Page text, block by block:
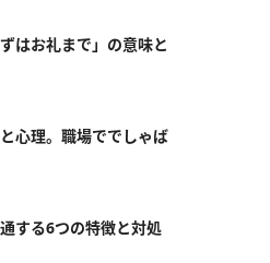
はお礼まで」の意味と
心理。職場ででしゃば
する6つの特徴と対処